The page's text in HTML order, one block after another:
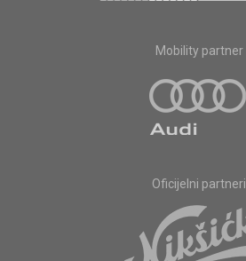
Mobility partner
Oficijelni partneri